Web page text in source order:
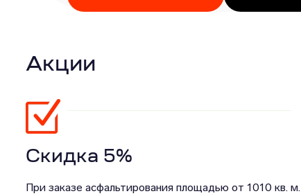
Акции
Скидка 5%
При заказе асфальтирования площадью от 1010 кв. м.